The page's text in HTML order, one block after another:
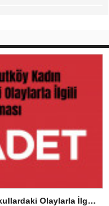
Saadet Partisi Kadın Kolları’ndan Okullardaki Olaylarla İlgili Basın Açıklaması